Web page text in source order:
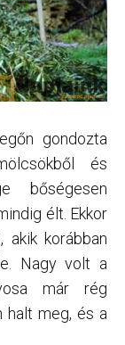
gondozta
és
bőségesen
élt. Ekkor
akik korábban
Nagy volt a
már rég
halt meg, és a